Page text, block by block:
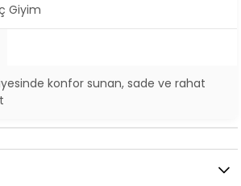
Giyim
konfor sunan, sade ve rahat